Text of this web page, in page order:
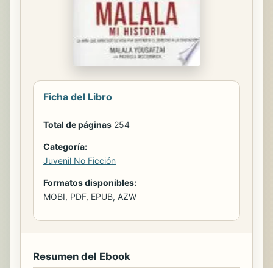
Ficha del Libro
Total de páginas 254
Categoría:
Juvenil No Ficción
Formatos disponibles:
MOBI, PDF, EPUB, AZW
Resumen del Ebook